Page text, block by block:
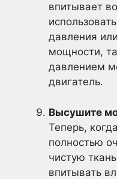
впитывает
давления
мощности,
давлением
двигатель.
Высушите
Теперь,
полностью
чистую
впитывать